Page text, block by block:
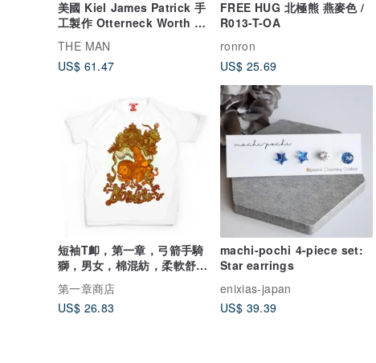
美國 Kiel James Patrick 手
工製作 Otterneck Worth 手
THE MAN
US$ 61.47
FREE HUG 北極熊 燕麥色 /
R013-T-OA
ronron
US$ 25.69
短袖T卹，第一章，弓箭手騎
獅，男女，棉混紡，柔軟舒
適。
第一章商店
US$ 26.83
machi-pochi 4-piece set:
Star earrings
enixias-japan
US$ 39.39